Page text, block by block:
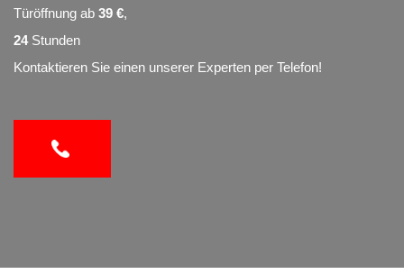
Türöffnung ab 39 €,
24Stunden
Kontaktieren Sie einen unserer Experten per Telefon!